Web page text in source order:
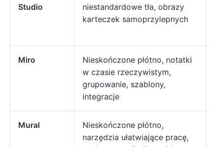
Studio
niestandardowe tła, obrazy
karteczek samoprzylepnych
Miro
Nieskończone płótno, notatki
w czasie rzeczywistym,
grupowanie, szablony,
integracje
Mural
Nieskończone płótno,
narzędzia ułatwiające pracę,